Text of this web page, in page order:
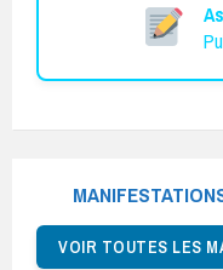
VOIR TOUTES LES